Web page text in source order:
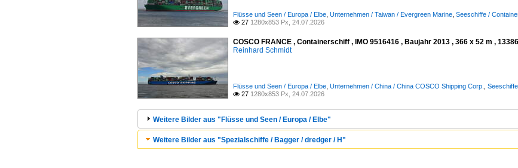
Flüsse und Seen / Europa / Elbe Unternehmen / Taiwan / Evergreen Marine Seeschiffe /
 27 1280x853 Px, 24.07.2026
COSCO FRANCE , Containerschiff , IMO 9516416 , Baujahr 2013 , 366 x 52 m ,
Reinhard Schmidt
Flüsse und Seen / Europa / Elbe Unternehmen / China / China COSCO Shipping Corp.
 27 1280x853 Px, 24.07.2026
Weitere Bilder aus "Flüsse und Seen / Europa / Elbe"
Weitere Bilder aus "Spezialschiffe / Bagger / dredger / H"